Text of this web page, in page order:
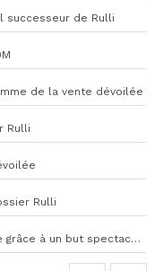
successeur de Rulli
de la vente dévoilée
Rulli
Rulli
Greenwood frappe fort avec Fenerbahçe grâce à un but spectaculaire